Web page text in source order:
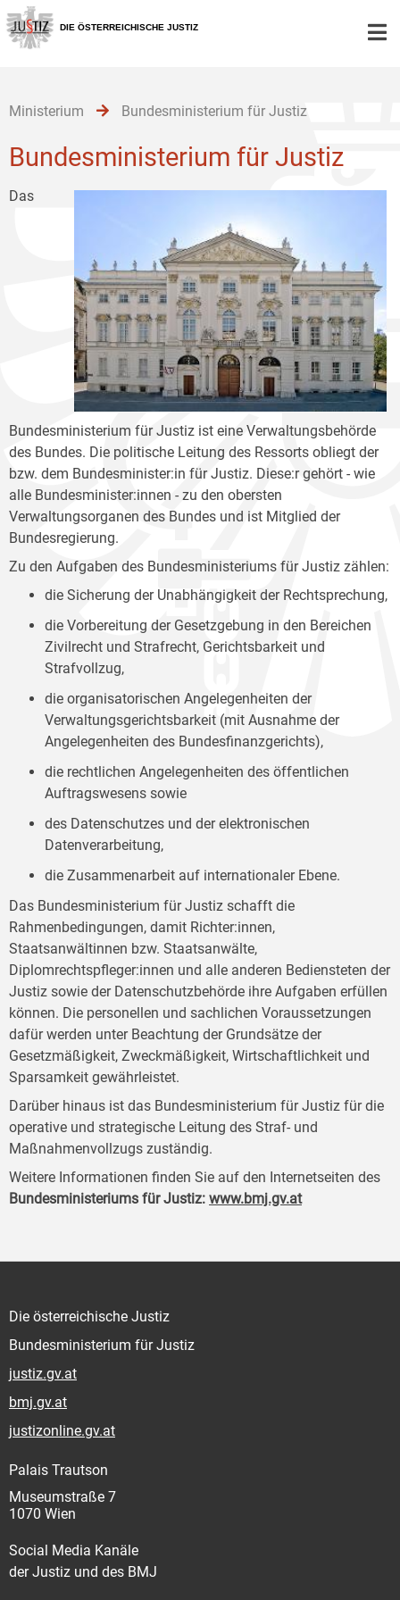
Zur
Hauptnavigation
[1]
Zum
Inhalt
[2]
Zum
Untermenü
[3]
DIE ÖSTERREICHISCHE JUSTIZ
Ministerium Bundesministerium für Justiz
Bundesministerium für Justiz
Das
Bundesministerium für Justiz ist eine Verwaltungsbehörde
des Bundes. Die politische Leitung des Ressorts obliegt der
bzw. dem Bundesminister:in für Justiz. Diese:r gehört - wie
alle Bundesminister:innen - zu den obersten
Verwaltungsorganen des Bundes und ist Mitglied der
Bundesregierung.
Zu den Aufgaben des Bundesministeriums für Justiz zählen:
die Sicherung der Unabhängigkeit der Rechtsprechung,
die Vorbereitung der Gesetzgebung in den Bereichen
Zivilrecht und Strafrecht, Gerichtsbarkeit und
Strafvollzug,
die organisatorischen Angelegenheiten der
Verwaltungsgerichtsbarkeit (mit Ausnahme der
Angelegenheiten des Bundesfinanzgerichts),
die rechtlichen Angelegenheiten des öffentlichen
Auftragswesens sowie
des Datenschutzes und der elektronischen
Datenverarbeitung,
die Zusammenarbeit auf internationaler Ebene.
Das Bundesministerium für Justiz schafft die
Rahmenbedingungen, damit Richter:innen,
Staatsanwältinnen bzw. Staatsanwälte,
Diplomrechtspfleger:innen und alle anderen Bediensteten der
Justiz sowie der Datenschutzbehörde ihre Aufgaben erfüllen
können. Die personellen und sachlichen Voraussetzungen
dafür werden unter Beachtung der Grundsätze der
Gesetzmäßigkeit, Zweckmäßigkeit, Wirtschaftlichkeit und
Sparsamkeit gewährleistet.
Darüber hinaus ist das Bundesministerium für Justiz für die
operative und strategische Leitung des Straf- und
Maßnahmenvollzugs zuständig.
Weitere Informationen finden Sie auf den Internetseiten des
Bundesministeriums für Justiz: www.bmj.gv.at
Die österreichische Justiz
Bundesministerium für Justiz
justiz.gv.at
bmj.gv.at
justizonline.gv.at
Palais Trautson
Museumstraße 7
1070 Wien
Social Media Kanäle
der Justiz und des BMJ